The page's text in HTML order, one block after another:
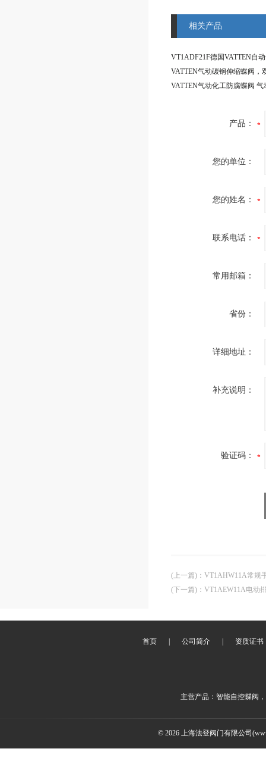
相关产品
产品：
您的单位：
您的姓名：
联系电话：
常用邮箱：
省份：
详细地址：
补充说明：
验证码：
(上一篇) ： VT1AHW11A常规
(下一篇) ： VT1AEW11A电动
首页 公司简介 资质证书
主营产品：智能自控蝶阀
© 2026 上海法登阀门有限公司